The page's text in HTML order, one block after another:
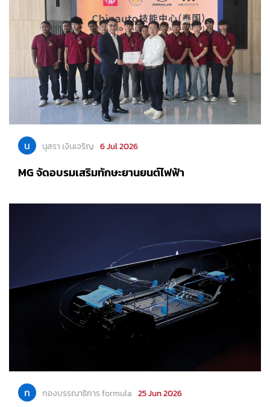
น นุสรา เงินเจริญ 6 Jul 2026
MG จัดอบรมเสริมทักษะยานยนต์ไฟฟ้า
ก กองบรรณาธิการ formula 25 Jun 2026